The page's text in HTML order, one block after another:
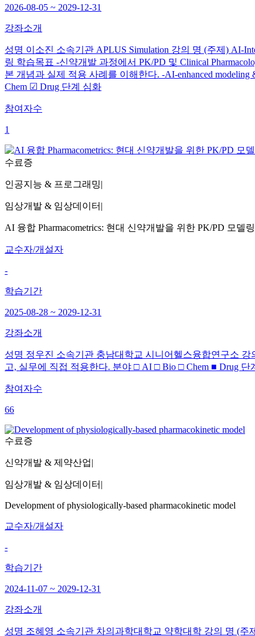
2026-08-05 ~ 2029-12-31
강좌소개
성명 이소진 소속기관 APLUS Simulation 강의 명 (주제) AI-
링 학습목표 -신약개발 과정에서 PK/PD 및 Clinical
본 개념과 실제 적용 사례를 이해한다. -AI-enhanced
Chem ☑ Drug 단계 심화
참여자수
1
수료증
인공지능 & 프로그래밍|
임상개발 & 임상데이터 |
AI 융합 Pharmacometrics: 현대 신약개발을 위한 PK/PD 모델링
교수자/개설자
-
학습기간
2025-08-28 ~ 2029-12-31
강좌소개
성명 정우진 소속기관 충남대학교 시니어헬스융합연구소 강
고, 실무에 직접 적용한다. 분야 □ AI □ Bio □ Chem ■ Drug 단
참여자수
66
수료증
신약개발 & 제약산업|
임상개발 & 임상데이터 |
Development of physiologically-based pharmacokinetic model
교수자/개설자
-
학습기간
2024-11-07 ~ 2029-12-31
강좌소개
성명 조혜영 소속기관 차의과학대학교 약학대학 강의 명 (주